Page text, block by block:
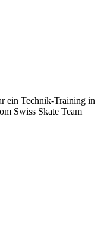
ein Technik-Training in
Swiss Skate Team